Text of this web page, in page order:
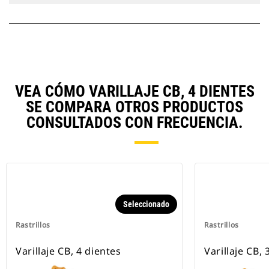
VEA CÓMO VARILLAJE CB, 4 DIENTES
SE COMPARA OTROS PRODUCTOS
CONSULTADOS CON FRECUENCIA.
Rastrillos
Seleccionado
Varillaje CB, 4 dientes
Rastrillos
Varillaje CB,